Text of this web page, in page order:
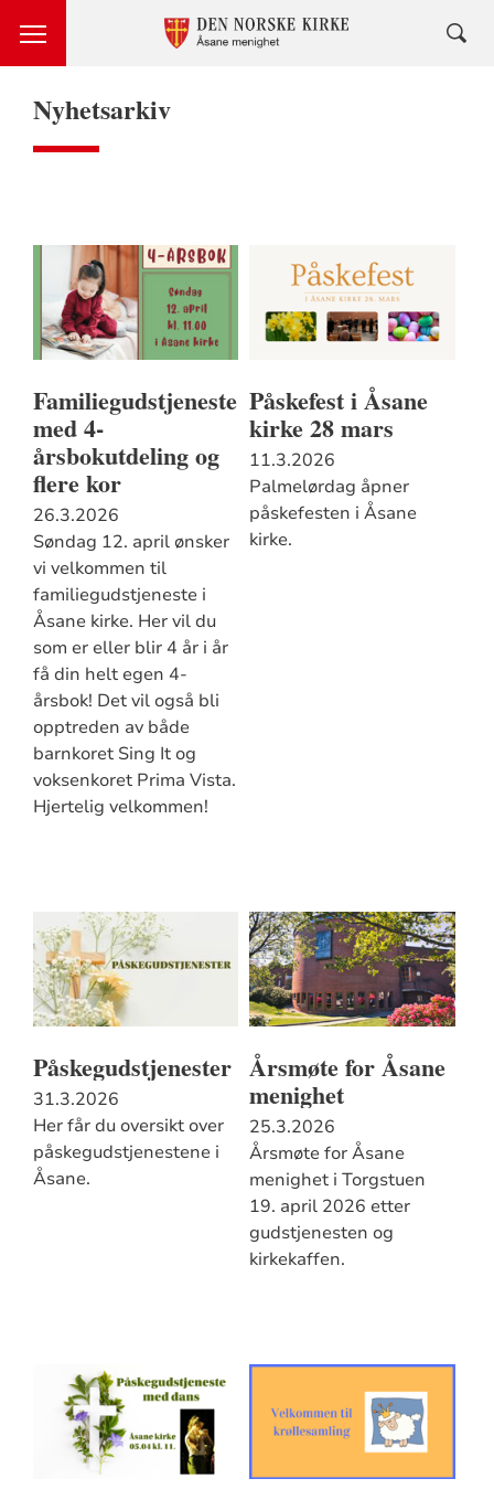
Nyhetsarkiv
Familiegudstjeneste
med 4-
årsbokutdeling og
flere kor
26.3.2026
Søndag 12. april ønsker
vi velkommen til
familiegudstjeneste i
Åsane kirke. Her vil du
som er eller blir 4 år i år
få din helt egen 4-
årsbok! Det vil også bli
opptreden av både
barnkoret Sing It og
voksenkoret Prima Vista.
Hjertelig velkommen!
Påskefest i Åsane
kirke 28 mars
11.3.2026
Palmelørdag åpner
påskefesten i Åsane
kirke.
Påskegudstjenester
31.3.2026
Her får du oversikt over
påskegudstjenestene i
Åsane.
Årsmøte for Åsane
menighet
25.3.2026
Årsmøte for Åsane
menighet i Torgstuen
19. april 2026 etter
gudstjenesten og
kirkekaffen.